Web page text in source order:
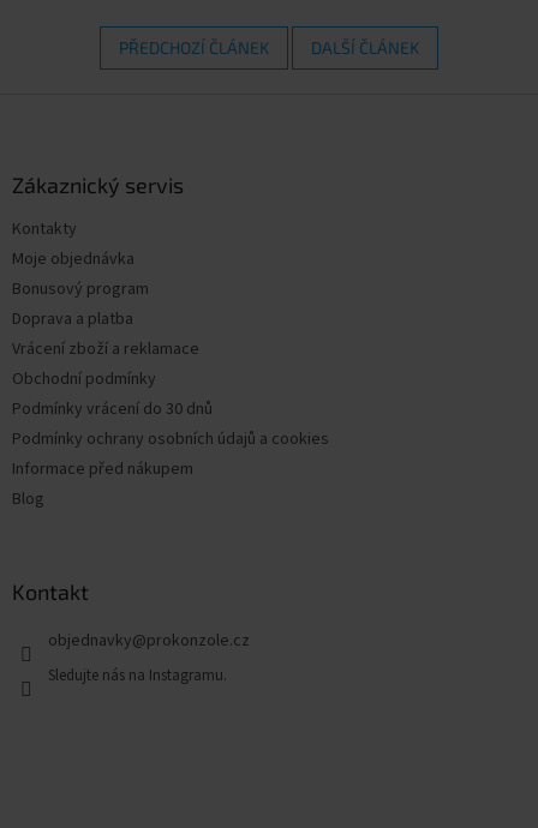
PŘEDCHOZÍ ČLÁNEK DALŠÍ ČLÁNEK
Zákaznický servis
Kontakty
Moje objednávka
Bonusový program
Doprava a platba
Vrácení zboží a reklamace
Obchodní podmínky
Podmínky vrácení do 30 dnů
Podmínky ochrany osobních údajů a cookies
Informace před nákupem
Blog
Kontakt
objednavky@prokonzole.cz